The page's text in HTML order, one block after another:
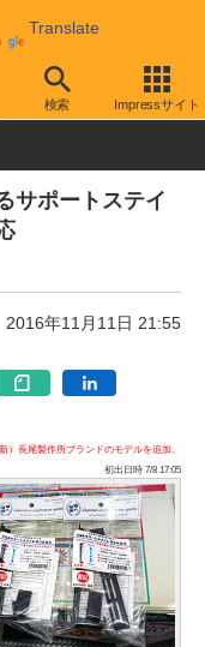
Translate
検索 Impressサイト
ド（グラフィックボード
サポートステイ
2016年11月11日 21:55
新）長尾製作所ブランドのモデルを追加。
初出日時 7/8 17:05